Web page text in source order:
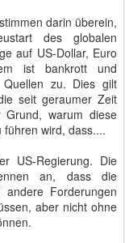
darin überein,
des globalen
auf US-Dollar, Euro
ist bankrott und
zu. Dies gilt
seit geraumer Zeit
warum diese
wird, dass....
US-Regierung. Die
an, dass die
andere Forderungen
aber nicht ohne